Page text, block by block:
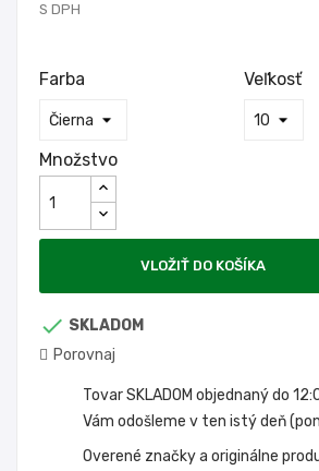
S DPH
Farba Veľkosť
Množstvo
VLOŽIŤ DO KOŠÍKA
 SKLADOM
Porovnaj
Tovar SKLADOM objednaný do
Vám odošleme v ten istý deň
Overené značky a originálne